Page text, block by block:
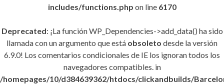
includes/functions.php on line 6170
Deprecated: ¡La función WP_Dependencies->add_data() ha sido
llamada con un argumento que está obsoleto desde la versión
6.9.0! Los comentarios condicionales de IE los ignoran todos los
navegadores compatibles. in
/homepages/10/d384639362/htdocs/clickandbuilds/